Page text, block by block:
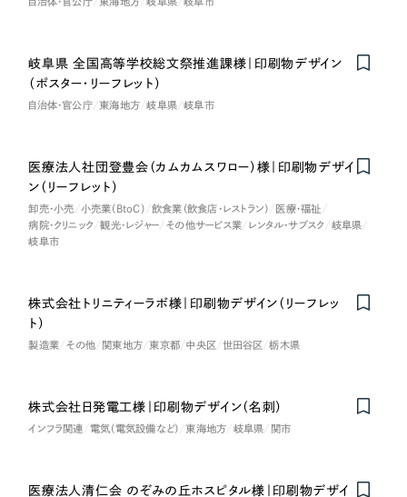
岐阜県 全国高等学校総文祭推進課様｜印刷物デザイン
（ポスター・リーフレット）
自治体・官公庁 東海地方 岐阜県 岐阜市
医療法人社団登豊会（カムカムスワロー）様｜印刷物デザイ
ン（リーフレット）
卸売・小売 小売業（BtoC） 飲食業（飲食店・レストラン）
医療・福祉
病院・クリニック
観光・レジャー その他サービス業 レンタル・サブスク
岐阜県
岐阜市
株式会社トリニティーラボ様｜印刷物デザイン（リーフレッ
ト）
製造業 その他 関東地方 東京都 中央区 世田谷区 栃木県
株式会社日発電工様｜印刷物デザイン（名刺）
インフラ関連 電気（電気設備など） 東海地方 岐阜県 関市
医療法人清仁会 のぞみの丘ホスピタル様｜印刷物デザイ